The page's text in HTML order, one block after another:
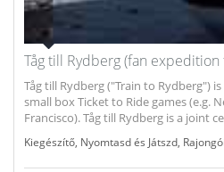
Tåg till Rydberg (fan
Tåg till Rydberg ("Train to Rydberg")
small box Ticket to Ride games (e.g.
Francisco). Tåg till Rydberg is a joint
Kiegészítő Nyomtasd és Játszd